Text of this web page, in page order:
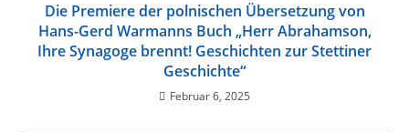
Die Premiere der polnischen Übersetzung von
Hans-Gerd Warmanns Buch „Herr Abrahamson,
Ihre Synagoge brennt! Geschichten zur Stettiner
Geschichte“
Februar 6, 2025